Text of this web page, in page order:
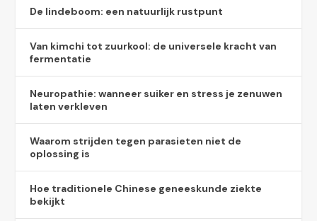
De lindeboom: een natuurlijk rustpunt
Van kimchi tot zuurkool: de universele kracht van
fermentatie
Neuropathie: wanneer suiker en stress je zenuwen
laten verkleven
Waarom strijden tegen parasieten niet de
oplossing is
Hoe traditionele Chinese geneeskunde ziekte
bekijkt